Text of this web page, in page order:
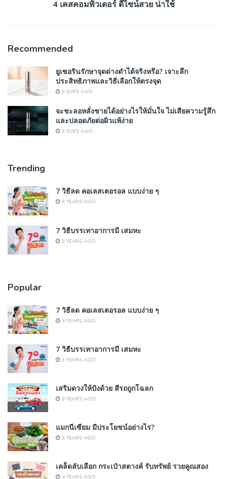
4 เคสคอมพิวเตอร์ ดีไซน์สวย น่าใช้
Recommended
ยูเซอรินรักษาจุดด่างดำได้จริงหรือ? เจาะลึก
ประสิทธิภาพและวิธีเลือกให้ตรงจุด
3 DAYS AGO
จะชะลอหลั่งชายได้อย่างไรให้มั่นใจ ไม่เสียความรู้สึก
และปลอดภัยต่อผิวแพ้ง่าย
3 DAYS AGO
Trending
7 วิธีลด คอเลสเตอรอล แบบง่าย ๆ
3 YEARS AGO
7 วิธีบรรเทาอาการมี เสมหะ
3 YEARS AGO
Popular
7 วิธีลด คอเลสเตอรอล แบบง่าย ๆ
3 YEARS AGO
7 วิธีบรรเทาอาการมี เสมหะ
3 YEARS AGO
เสริมดวงให้ปังด้วย สีรถถูกโฉลก
3 YEARS AGO
แมกนีเซียม มีประโยชน์อย่างไร?
3 YEARS AGO
เคล็ดลับเลือก กระเป๋าสตางค์ รับทรัพย์ รวยคูณสอง
4 YEARS AGO